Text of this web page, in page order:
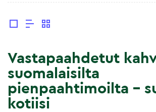
Vastapaahdetut
suomalaisilta
pienpaahtimoilta –
kotiisi